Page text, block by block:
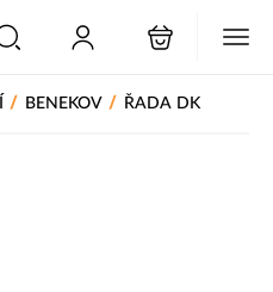
/ BENEKOV / ŘADA DK